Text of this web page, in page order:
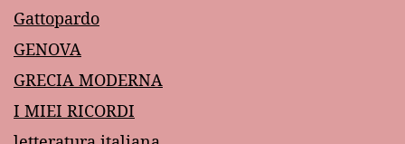
Gattopardo
GENOVA
GRECIA MODERNA
I MIEI RICORDI